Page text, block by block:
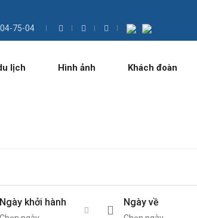
75-04
lịch Hình ảnh Khách đoàn
Ngày khởi hành Ngày về